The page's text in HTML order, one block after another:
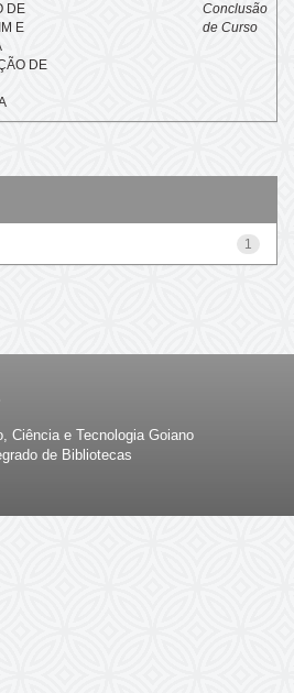
DE
E
DE
Conclusão
de Curso
1
Ciência e Tecnologia Goiano
de Bibliotecas